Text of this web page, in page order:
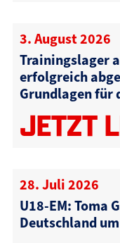
3. August 2026
Trainingslager
erfolgreich
Grundlagen für
JETZT
28. Juli 2026
U18-EM: Toma
Deutschland